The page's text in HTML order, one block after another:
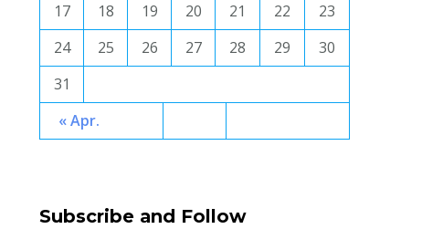
17
18 19 20 21 22
23
24
25 26 27 28 29
30
31
« Apr.
Subscribe and Follow